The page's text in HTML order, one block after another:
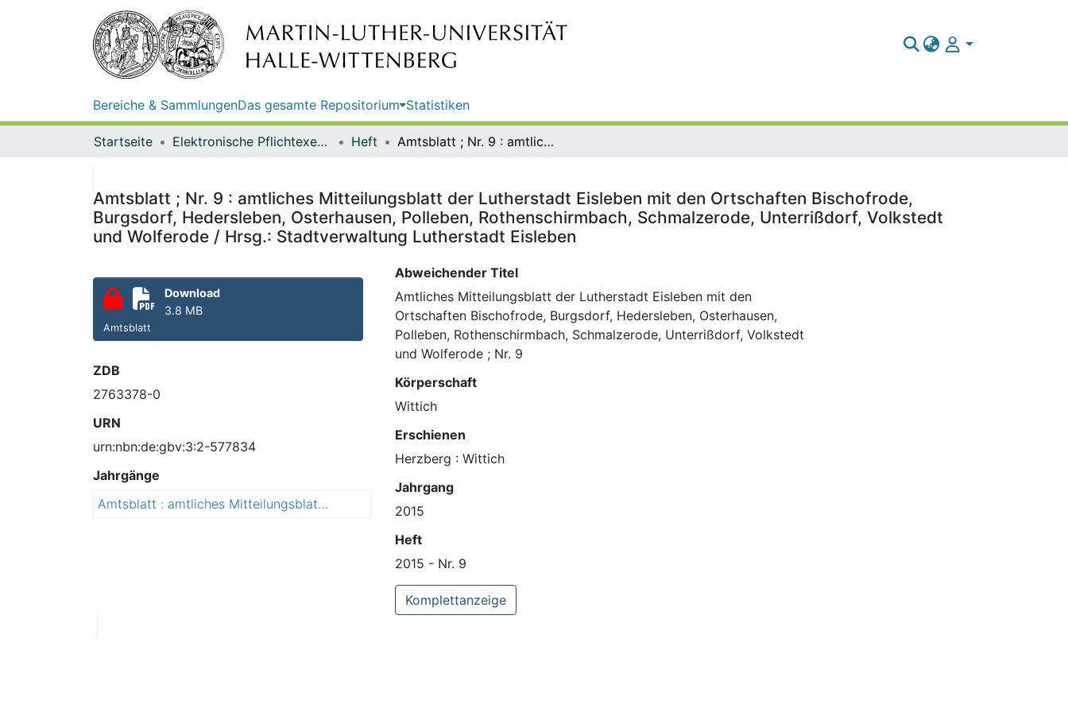
Bereiche & SammlungenDas gesamte Repositorium Statistiken
Startseite Elektronische Pflichtexemplare Heft Amtsblatt ; Nr. 9 : amtliches Mitteilungsblatt der Lutherstadt Eisleben mit den Ortschaften Bischofrode, Burgsdorf, Hedersleben, Osterhausen, Polleben, Rothenschirmbach, Schmalzerode, Unterrißdorf, Volkstedt und Wolferode / Hrsg.: Stadtverwaltung Lutherstadt Eisleben
Amtsblatt ; Nr. 9 : amtliches Mitteilungsblatt der Lutherstadt Eisleben mit den Ortschaften Bischofrode,
Burgsdorf, Hedersleben, Osterhausen, Polleben, Rothenschirmbach, Schmalzerode, Unterrißdorf, Volkstedt
und Wolferode / Hrsg.: Stadtverwaltung Lutherstadt Eisleben
Download
3.8 MB
Amtsblatt
ZDB
2763378-0
URN
urn:nbn:de:gbv:3:2-577834
Jahrgänge
Amtsblatt : amtliches Mitteilungsblatt der Lutherstadt Eisleben mit den Ortschaften Bischofrode, Burgsdorf, Hedersleben, Osterhausen, Polleben, Rothenschirmbach, Schmalzerode, Unterrißdorf, Volkstedt und Wolferode
Abweichender Titel
Amtliches Mitteilungsblatt der Lutherstadt Eisleben mit den
Ortschaften Bischofrode, Burgsdorf, Hedersleben, Osterhausen,
Polleben, Rothenschirmbach, Schmalzerode, Unterrißdorf, Volkstedt
und Wolferode ; Nr. 9
Körperschaft
Wittich
Erschienen
Herzberg : Wittich
Jahrgang
2015
Heft
2015 - Nr. 9
Komplettanzeige